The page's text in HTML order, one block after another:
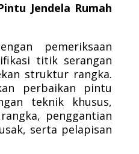
Jendela Rumah
pemeriksaan
titik serangan
struktur rangka.
perbaikan pintu
teknik khusus,
penggantian
serta pelapisan